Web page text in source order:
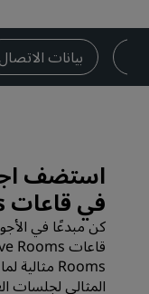
بيانات الاتصال
استضف
في قاعات Creative Rooms لدينا
كن مبدعًا في
المثالي لجلسات